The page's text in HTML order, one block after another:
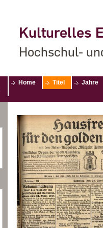
Kulturelles
Hochschul-
Home Titel Jahre